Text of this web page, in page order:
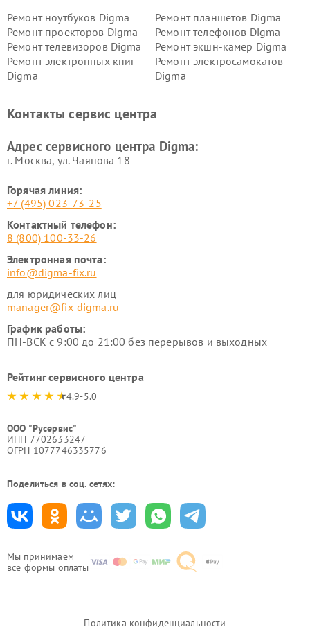
Мы принимаем
все формы оплаты
Ремонт ноутбуков Digma
Ремонт планшетов Digma
Ремонт проекторов Digma
Ремонт телефонов Digma
Ремонт телевизоров Digma
Ремонт экшн-камер Digma
Ремонт электронных книг
Digma
Ремонт электросамокатов
Digma
Контакты сервис центра
Адрес сервисного центра Digma:
г. Москва, ул. Чаянова 18
Горячая линия:
+7 (495) 023-73-25
Контактный телефон:
8 (800) 100-33-26
Электронная почта:
info@digma-fix.ru
для юридических лиц
manager@fix-digma.ru
График работы:
ПН-ВСК с 9:00 до 21:00 без перерывов и выходных
Рейтинг сервисного центра
4.9-5.0
ООО "Русервис"
ИНН 7702633247
ОГРН 1077746335776
Поделиться в соц. сетях:
Политика конфиденциальности